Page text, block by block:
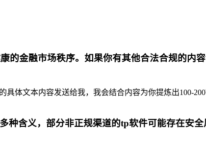
的金融市场秩序。如果你有其他合法合规的内
体文本内容发送给我，我会结合内容为你提炼出100-
含义，部分非正规渠道的tp软件可能存在安